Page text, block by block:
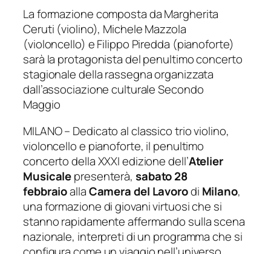
La formazione composta da Margherita
Ceruti (violino), Michele Mazzola
(violoncello) e Filippo Piredda (pianoforte)
sarà la protagonista del penultimo concerto
stagionale della rassegna organizzata
dall’associazione culturale Secondo
Maggio
MILANO – Dedicato al classico trio violino,
violoncello e pianoforte, il penultimo
concerto della XXXI edizione dell’Atelier
Musicalepresenterà, sabato 28
febbraioallaCamera del Lavorodi Milano,
una formazione di giovani virtuosi che si
stanno rapidamente affermando sulla scena
nazionale, interpreti di un programma che si